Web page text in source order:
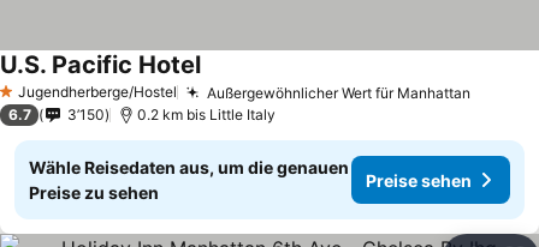
1 Sterne
Jugendherberge/Hostel Außergewöhnlicher Wert für Manhattan
U.S. Pacific Hotel
6.7 3’150 0.2 km bis Little Italy
Wähle Reisedaten aus, um die genauen
Preise zu sehen
Preise sehen